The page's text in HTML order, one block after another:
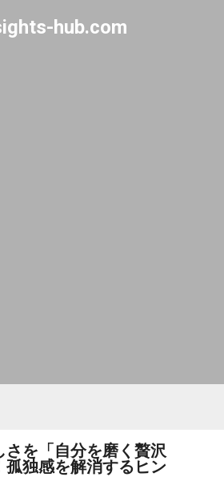
to main content
hub.com
さを「自分を磨く贅沢
孤独感を解消するヒン